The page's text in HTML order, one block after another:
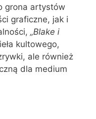
grona artystów
graficzne, jak i
„Blake i
kultowego,
ale również
dla medium